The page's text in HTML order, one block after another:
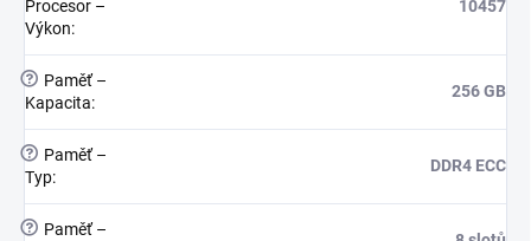
Procesor –
Výkon:
10457
?
Paměť –
Kapacita:
256 GB
?
Paměť –
Typ:
DDR4 ECC
? Paměť –